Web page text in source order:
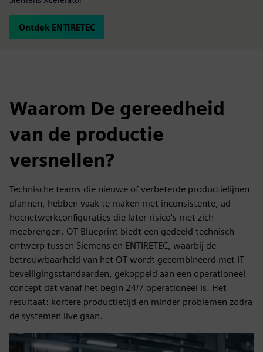
Ontdek ENTIRETEC
Waarom De gereedheid
van de productie
versnellen?
Technische teams die nieuwe of verbeterde productielijnen
plannen, hebben vaak te maken met inconsistente, ad-
hocnetwerkconfiguraties die later risico's met zich
meebrengen. OT Blueprint biedt een gedeeld technisch
ontwerp tussen Siemens en ENTIRETEC, waarbij de
betrouwbaarheid van het OT wordt gecombineerd met IT-
beveiligingsstandaarden, gekoppeld aan een operationeel
concept dat vanaf het begin 24/7 operationeel is. Het
resultaat: kortere productietijd en minder problemen zodra
de systemen live gaan.